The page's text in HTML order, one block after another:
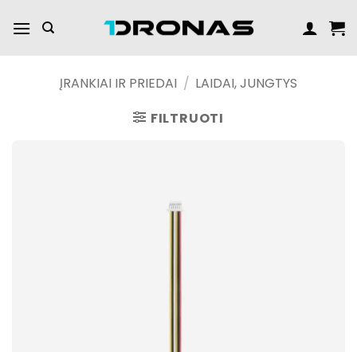
turinį
ĮRANKIAI IR PRIEDAI / LAIDAI, JUNGTYS
FILTRUOTI